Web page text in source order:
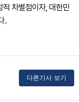
차별점이자, 대한민
.
다른기사 보기